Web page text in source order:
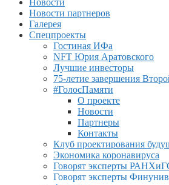
Новости
Новости партнеров
Галерея
Спецпроекты
Гостиная ИФа
NFT Юрия Аратовского
Лучшие инвесторы
75-летие завершения
#ГолосПамяти
О проекте
Новости
Партнеры
Контакты
Клуб проектирования
Экономика коронавируса
Говорят эксперты
Говорят эксперты